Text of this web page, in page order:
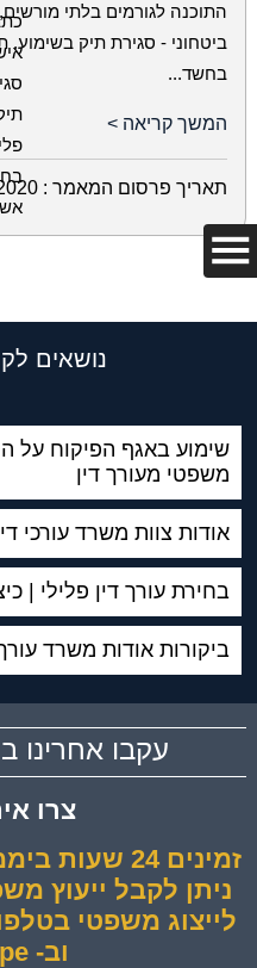
התוכנה לגורמים בלתי
ביטחוני - סגירת תיק
בחשד...
המשך קריאה >
תאריך פרסום המאמר :
נושאים
שימוע באגף הפיקוח על
משפטי מעורך דין
אודות צוות משרד עורכי
בחירת עורך דין פלילי |
ביקורות אודות משרד
עקבו אחרינו
צרו
זמינים 24
ניתן לקבל ייעוץ
וב- Skype ***